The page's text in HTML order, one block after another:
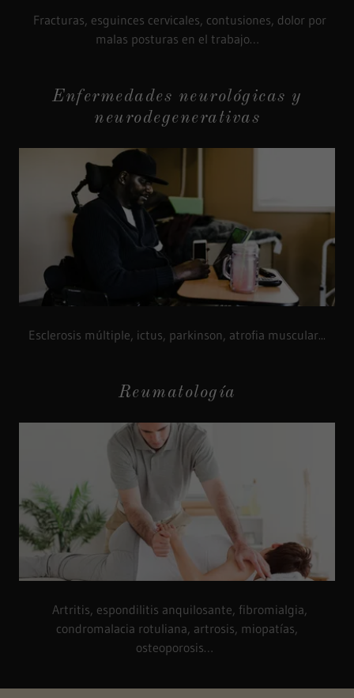
Fracturas, esguinces cervicales, contusiones, dolor por
malas posturas en el trabajo…
Enfermedades neurológicas y
neurodegenerativas
Esclerosis múltiple, ictus, parkinson, atrofia muscular...
Reumatología
Artritis, espondilitis anquilosante, fibromialgia,
condromalacia rotuliana, artrosis, miopatías,
osteoporosis…